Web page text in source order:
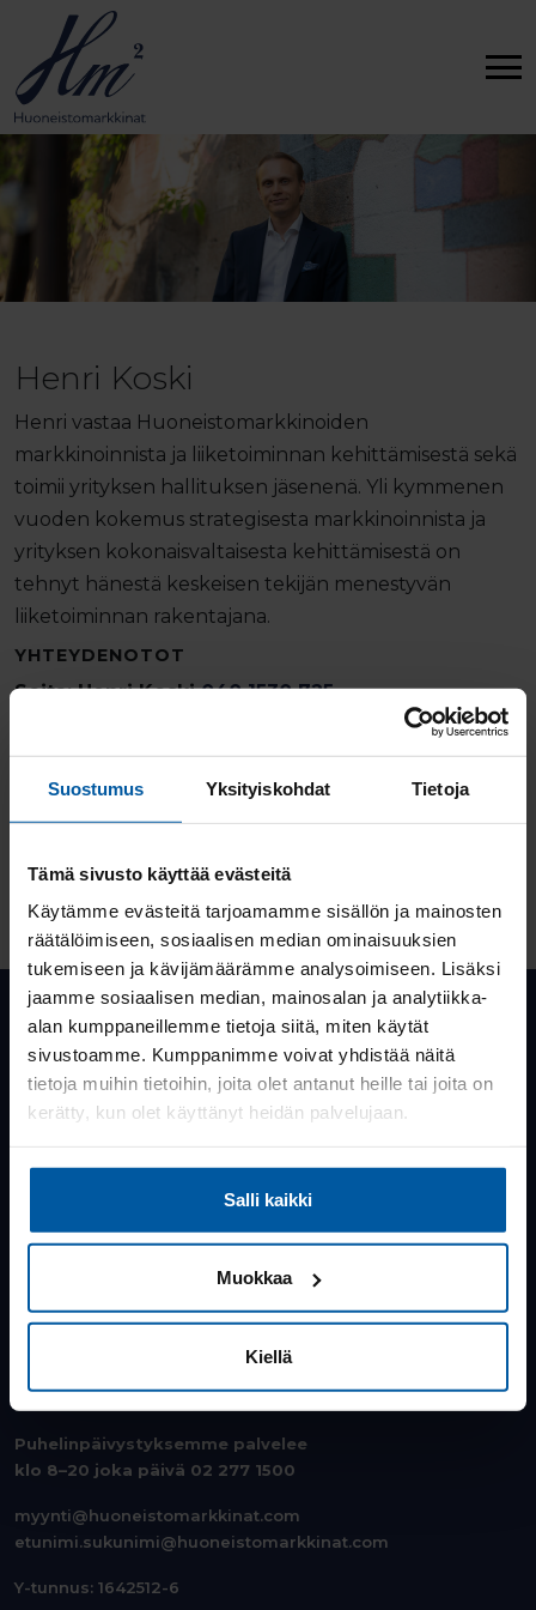
Suostumus Yksityiskohdat Tietoja
Tämä sivusto käyttää evästeitä
Käytämme evästeitä tarjoamamme sisällön ja mainosten
räätälöimiseen, sosiaalisen median ominaisuuksien
tukemiseen ja kävijämäärämme analysoimiseen. Lisäksi
jaamme sosiaalisen median, mainosalan ja analytiikka-
alan kumppaneillemme tietoja siitä, miten käytät
sivustoamme. Kumppanimme voivat yhdistää näitä
tietoja muihin tietoihin, joita olet antanut heille tai joita on
kerätty, kun olet käyttänyt heidän palvelujaan.
Salli kaikki
Muokkaa
Kiellä
Henri Koski
Henri vastaa Huoneistomarkkinoiden
markkinoinnista ja liiketoiminnan kehittämisestä sekä
toimii yrityksen hallituksen jäsenenä. Yli kymmenen
vuoden kokemus strategisesta markkinoinnista ja
yrityksen kokonaisvaltaisesta kehittämisestä on
tehnyt hänestä keskeisen tekijän menestyvän
liiketoiminnan rakentajana.
YHTEYDENOTOT
Soita: Henri Koski040 1530 725
henri.koski@huoneistomarkkinat.com
OTA YHTEYTTÄ
ANNA PALAUTETTA
OTA YHTEYTTÄ
Seuraa meitä:
Puhelinpäivystyksemme palvelee
klo 8–20 joka päivä 02 277 1500
myynti@huoneistomarkkinat.com
etunimi.sukunimi@huoneistomarkkinat.com
Y-tunnus: 1642512-6